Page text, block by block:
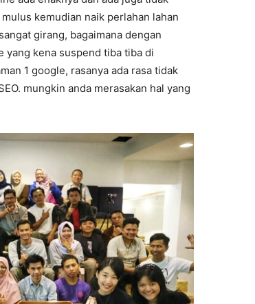
kemudian naik perlahan lahan
girang, bagaimana dengan
yang kena suspend tiba tiba di
1 google, rasanya ada rasa tidak
mungkin anda merasakan hal yang